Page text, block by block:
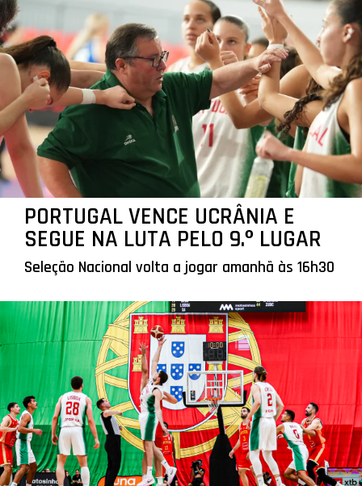
PORTUGAL VENCE UCRÂNIA E
SEGUE NA LUTA PELO 9.º LUGAR
Seleção Nacional volta a jogar amanhã às 16h30